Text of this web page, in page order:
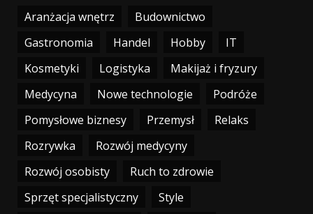
Aranżacja wnętrz
Budownictwo
Gastronomia
Handel Hobby
IT
Kosmetyki
Logistyka
Makijaż i fryzury
Medycyna
Nowe technologie
Podróże
Pomysłowe biznesy
Przemysł
Relaks
Rozrywka
Rozwój medycyny
Rozwój osobisty
Ruch to zdrowie
Sprzęt specjalistyczny
Style